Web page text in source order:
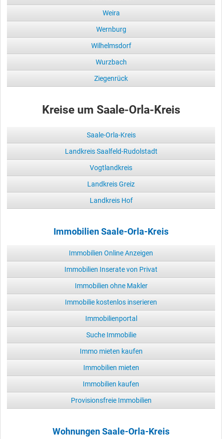
Weira
Wernburg
Wilhelmsdorf
Wurzbach
Ziegenrück
Kreise um Saale-Orla-Kreis
Saale-Orla-Kreis
Landkreis Saalfeld-Rudolstadt
Vogtlandkreis
Landkreis Greiz
Landkreis Hof
Immobilien Saale-Orla-Kreis
Immobilien Online Anzeigen
Immobilien Inserate von Privat
Immobilien ohne Makler
Immobilie kostenlos inserieren
Immobilienportal
Suche Immobilie
Immo mieten kaufen
Immobilien mieten
Immobilien kaufen
Provisionsfreie Immobilien
Wohnungen Saale-Orla-Kreis